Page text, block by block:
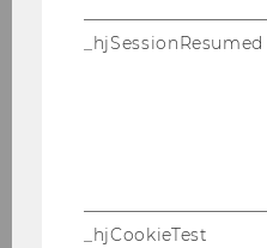
Re­qui­red skills and
Can­di­da­tes must
busi­ness stu­dies,
pli­ne, an ex­cel­lent
guage, have
duct top qua­li­ty
cul­tu­ral and peop­le
busi­ness
_hjSessionResumed
_hjCookieTest